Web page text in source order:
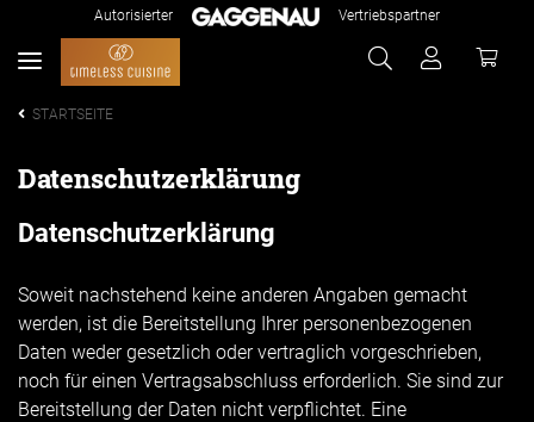
Autorisierter Vertriebspartner
STARTSEITE
Datenschutzerklärung
Datenschutzerklärung
Soweit nachstehend keine anderen Angaben gemacht
werden, ist die Bereitstellung Ihrer personenbezogenen
Daten weder gesetzlich oder vertraglich vorgeschrieben,
noch für einen Vertragsabschluss erforderlich. Sie sind zur
Bereitstellung der Daten nicht verpflichtet. Eine